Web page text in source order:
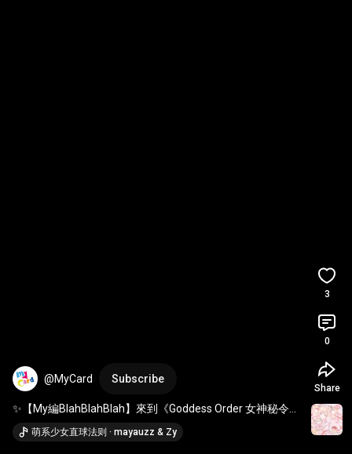
@MyCard Subscribe
✨【My編BlahBlahBlah】來到《Goddess Order 女神秘令》
✨搶先試玩體驗會現場～ #MyCard
神秘令#朴旻曙#mingo
萌系少女直球法则 · mayauzz & Zy
3
0
Share